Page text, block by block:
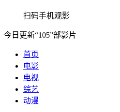
扫码手机观影
今日更新“105”部影片
首页
电影
电视
综艺
动漫